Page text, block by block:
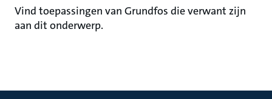
Vind toepassingen van Grundfos die verwant zijn
aan dit onderwerp.